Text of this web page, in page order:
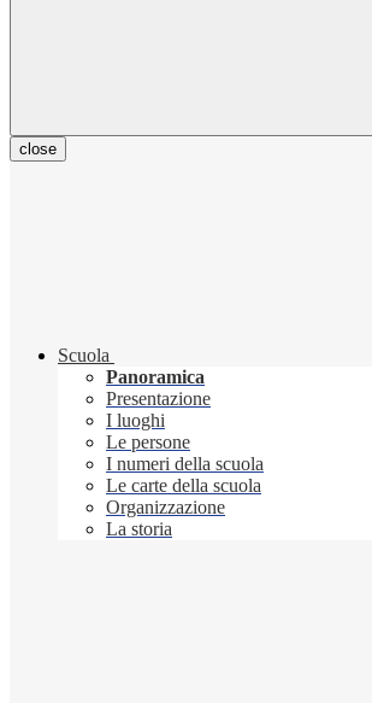
close
Scuola
Panoramica
Presentazione
I luoghi
Le persone
I numeri della scuola
Le carte della scuola
Organizzazione
La storia